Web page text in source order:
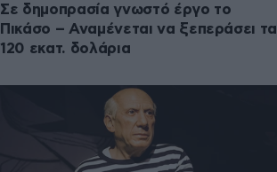
Σε δημοπρασία γνωστό έργο το
Πικάσο – Αναμένεται να ξεπεράσει τα
120 εκατ. δολάρια